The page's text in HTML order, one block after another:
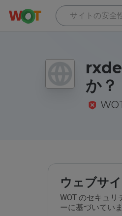
か？
ウェブサ
WOT のセキュ
ーに基づいていま